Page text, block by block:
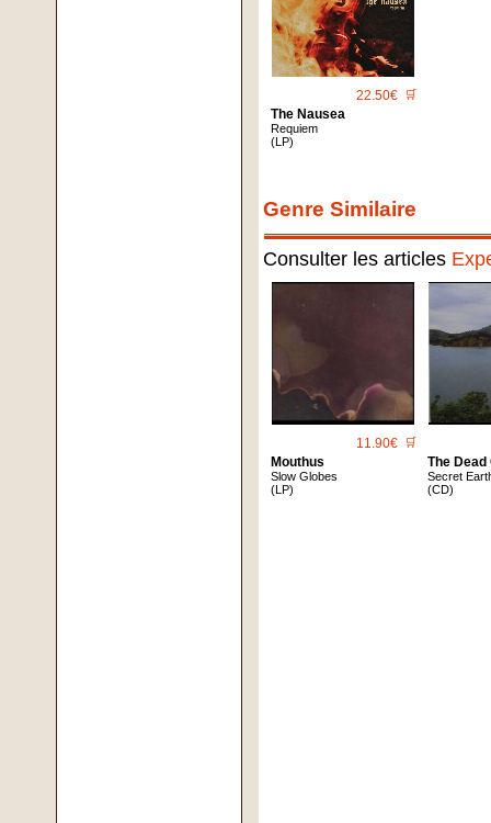
22.50€ 🛒
The Nausea
Requiem
(LP)
Genre Similaire
Consulter les articles
11.90€ 🛒
Mouthus
Slow Globes
(LP)
The Dead
Secret
(CD)